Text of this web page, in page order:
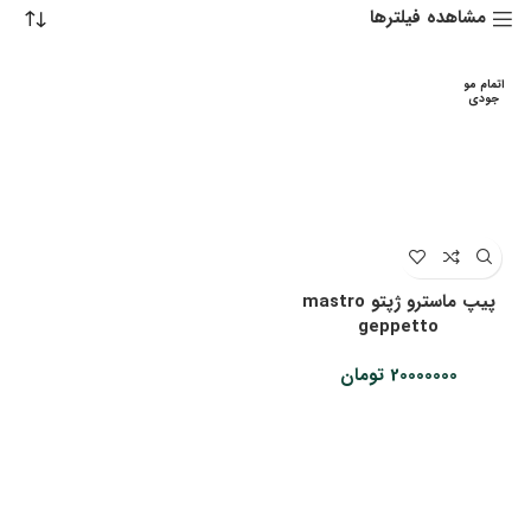
مشاهده فیلترها
اتمام مو
جودی
پیپ ماسترو ژپتو mastro
geppetto
20000000 تومان